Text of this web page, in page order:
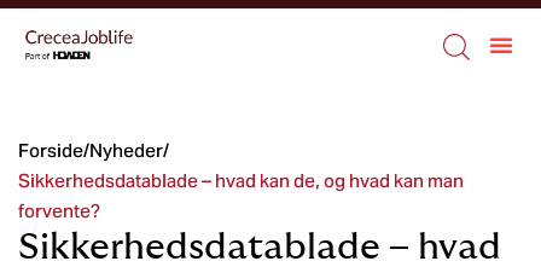
Forside/Nyheder/
Sikkerhedsdatablade – hvad kan de, og hvad kan man
forvente?
Sikkerhedsdatablade – hvad